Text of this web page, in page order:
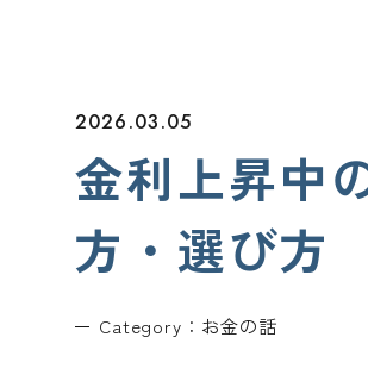
2026.03.05
金利上昇中
方・選び方
Category： お金の話